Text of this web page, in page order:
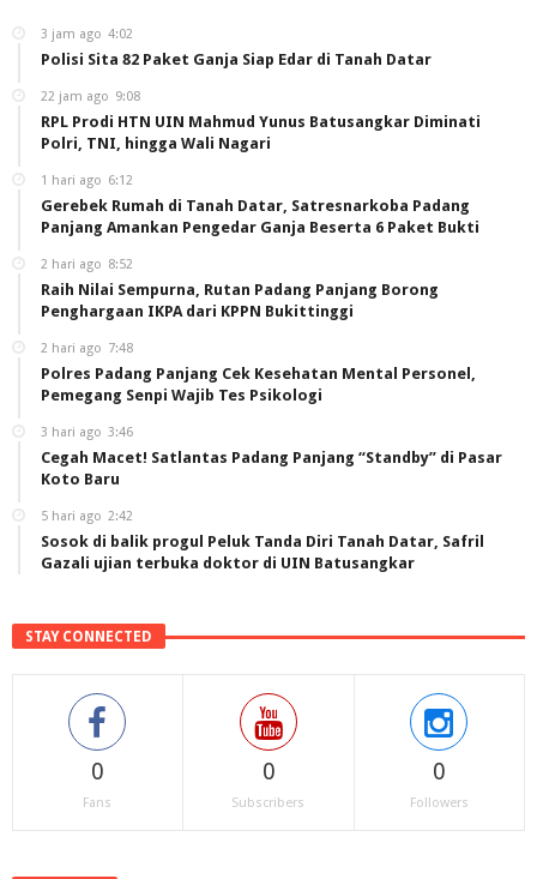
3 jam ago 4:02
Polisi Sita 82 Paket Ganja Siap Edar di Tanah Datar
22 jam ago 9:08
RPL Prodi HTN UIN Mahmud Yunus Batusangkar Diminati
Polri, TNI, hingga Wali Nagari
1 hari ago 6:12
Gerebek Rumah di Tanah Datar, Satresnarkoba Padang
Panjang Amankan Pengedar Ganja Beserta 6 Paket Bukti
2 hari ago 8:52
Raih Nilai Sempurna, Rutan Padang Panjang Borong
Penghargaan IKPA dari KPPN Bukittinggi
2 hari ago 7:48
Polres Padang Panjang Cek Kesehatan Mental Personel,
Pemegang Senpi Wajib Tes Psikologi
3 hari ago 3:46
Cegah Macet! Satlantas Padang Panjang “Standby” di Pasar
Koto Baru
5 hari ago 2:42
Sosok di balik progul Peluk Tanda Diri Tanah Datar, Safril
Gazali ujian terbuka doktor di UIN Batusangkar
STAY CONNECTED
0
Fans
0
Subscribers
0
Followers